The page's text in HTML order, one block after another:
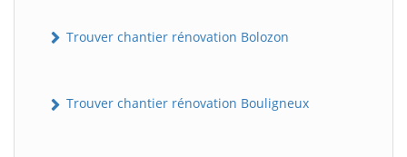
Trouver chantier rénovation Bolozon
Trouver chantier rénovation Bouligneux